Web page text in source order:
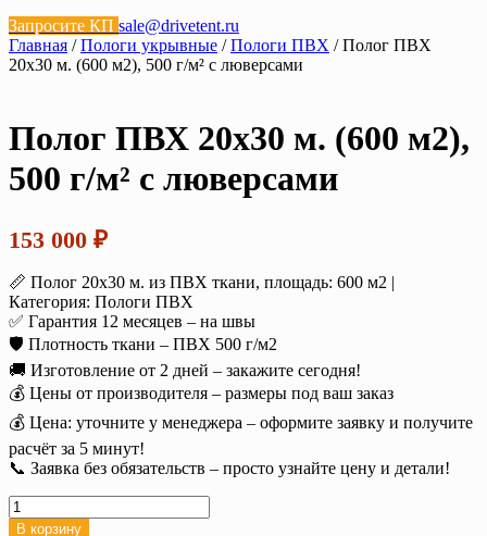
Запросите КП sale@drivetent.ru
Главная /Пологи укрывные /Пологи ПВХ / Полог ПВХ
20х30 м. (600 м2), 500 г/м² с люверсами
Полог ПВХ 20х30 м. (600 м2),
500 г/м² с люверсами
153 000 ₽
📏 Полог 20х30 м. из ПВХ ткани, площадь: 600 м2 |
Категория: Пологи ПВХ
✅ Гарантия 12 месяцев – на швы
🛡️ Плотность ткани – ПВХ 500 г/м2
🚚 Изготовление от 2 дней – закажите сегодня!
💰 Цены от производителя – размеры под ваш заказ
💰 Цена: уточните у менеджера – оформите заявку и получите
расчёт за 5 минут!
📞 Заявка без обязательств – просто узнайте цену и детали!
Количество
товара
В корзину